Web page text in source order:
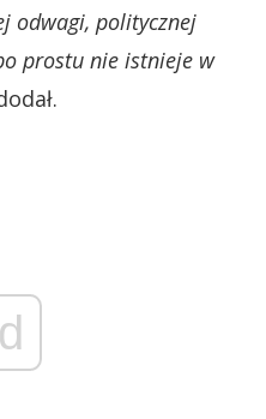
odwagi, politycznej
prostu nie istnieje w